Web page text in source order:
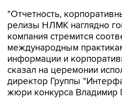
"Отчетность,
релизы НЛМК наглядно
компания стремится
международным
информации и
сказал на церемонии
директор Группы
жюри конкурса Владимир